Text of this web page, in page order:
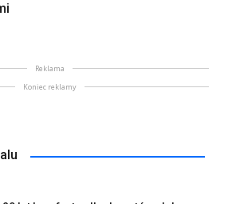
Reklama
Koniec reklamy